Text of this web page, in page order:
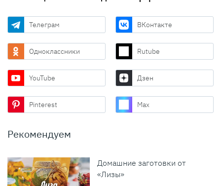
Телеграм ВКонтакте
Одноклассники Rutube
YouTube Дзен
Pinterest Max
Рекомендуем
Домашние заготовки от
«Лизы»